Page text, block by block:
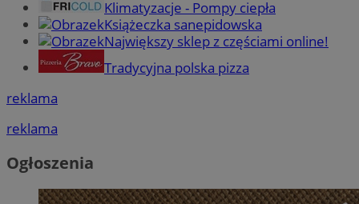
Klimatyzacje - Pompy ciepła
Książeczka sanepidowska
Największy sklep z częściami online!
Tradycyjna polska pizza
reklama
reklama
Ogłoszenia